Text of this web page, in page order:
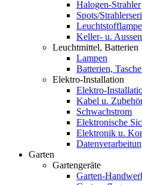
Halogen-Strahler
Spots/
Keller- u.
Leuchtmittel, Batterien
Lampen
Batterien,
Elektro-Installation
Elektro-
Kabel u.
Schwachstrom
Elektronische
Elektronik u.
Garten
Gartengeräte
Garten-